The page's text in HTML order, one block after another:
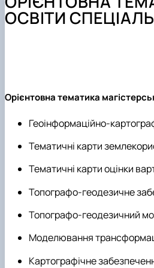
Культурно-виховна робота
Моніторинг якості
Навчальні лабораторії
Практичне навчання
Студентський науковий
Студентський науковий
Графік проведення
ОСВІТИ
Орієнтовна тематика
Геоінформаційно-
Тематичні карти
Тематичні карти оцінки
Топографо-геодезичне
Топографо-геодезичний
Моделювання
Картографічне